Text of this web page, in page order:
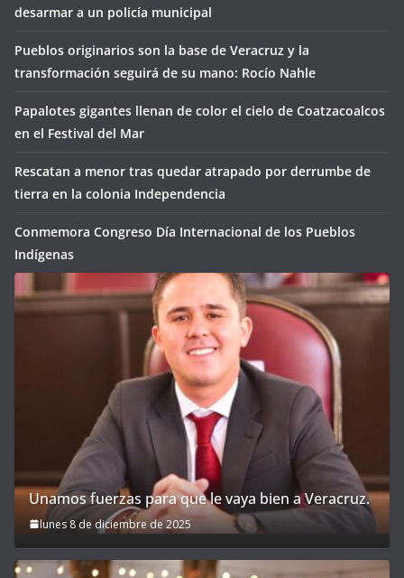
desarmar a un policía municipal
Pueblos originarios son la base de Veracruz y la
transformación seguirá de su mano: Rocío Nahle
Papalotes gigantes llenan de color el cielo de Coatzacoalcos
en el Festival del Mar
Rescatan a menor tras quedar atrapado por derrumbe de
tierra en la colonia Independencia
Conmemora Congreso Día Internacional de los Pueblos
Indígenas
Unamos fuerzas para que le vaya bien a Veracruz.
lunes 8 de diciembre de 2025